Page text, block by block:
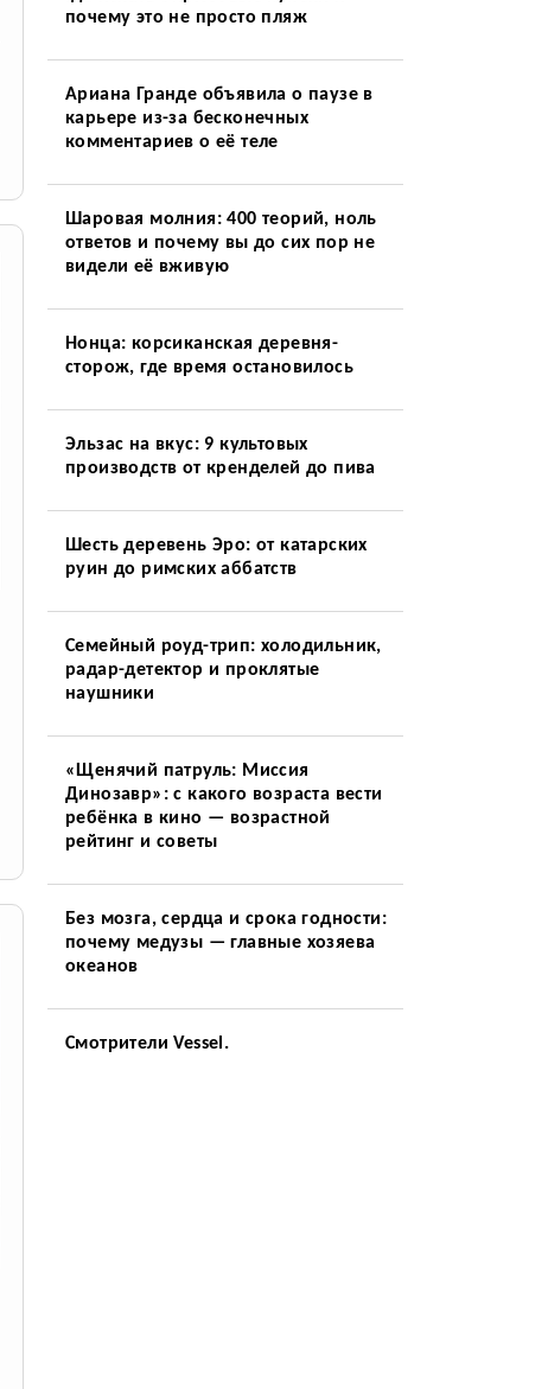
почему это не просто пляж
Ариана Гранде объявила о паузе в
карьере из-за бесконечных
комментариев о её теле
Шаровая молния: 400 теорий, ноль
ответов и почему вы до сих пор не
видели её вживую
Нонца: корсиканская деревня-
сторож, где время остановилось
Эльзас на вкус: 9 культовых
производств от кренделей до пива
Шесть деревень Эро: от катарских
руин до римских аббатств
Семейный роуд-трип: холодильник,
радар-детектор и проклятые
наушники
«Щенячий патруль: Миссия
Динозавр»: с какого возраста вести
ребёнка в кино — возрастной
рейтинг и советы
Без мозга, сердца и срока годности:
почему медузы — главные хозяева
океанов
Смотрители Vessel.